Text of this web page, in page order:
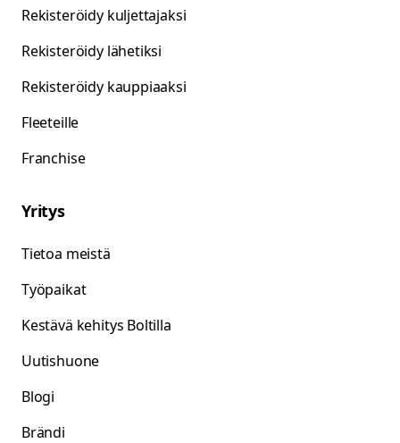
Rekisteröidy kuljettajaksi
Rekisteröidy lähetiksi
Rekisteröidy kauppiaaksi
Fleeteille
Franchise
Yritys
Tietoa meistä
Työpaikat
Kestävä kehitys Boltilla
Uutishuone
Blogi
Brändi